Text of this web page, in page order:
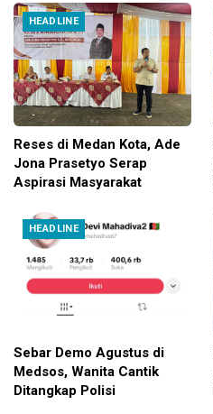
HEADLINE
Reses di Medan Kota, Ade
Jona Prasetyo Serap
Aspirasi Masyarakat
HEADLINE
Sebar Demo Agustus di
Medsos, Wanita Cantik
Ditangkap Polisi